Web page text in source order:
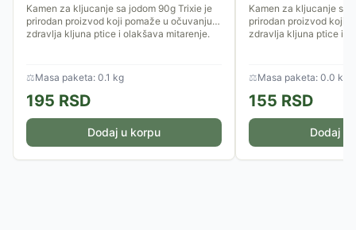
Kamen za kljucanje sa jodom 90g Trixie je
prirodan proizvod koji pomaže u očuvanju
zdravlja kljuna ptice i olakšava mitarenje.
⚖Masa paketa: 0.1 kg
195 RSD
Dodaj u korpu
Kamen za kljucanje sa
prirodan proizvod koji
zdravlja kljuna ptice i
⚖Masa paketa: 0.0 kg
155 RSD
Dodaj u